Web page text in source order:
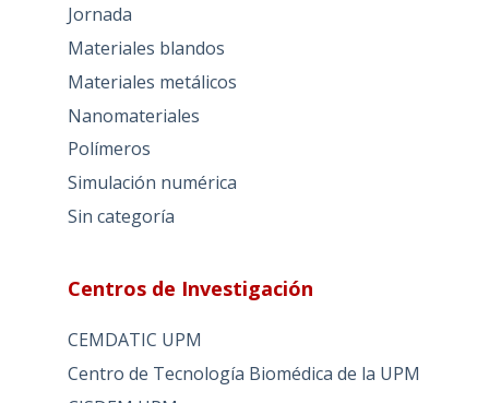
Jornada
Materiales blandos
Materiales metálicos
Nanomateriales
Polímeros
Simulación numérica
Sin categoría
Centros de Investigación
CEMDATIC UPM
Centro de Tecnología Biomédica de la UPM